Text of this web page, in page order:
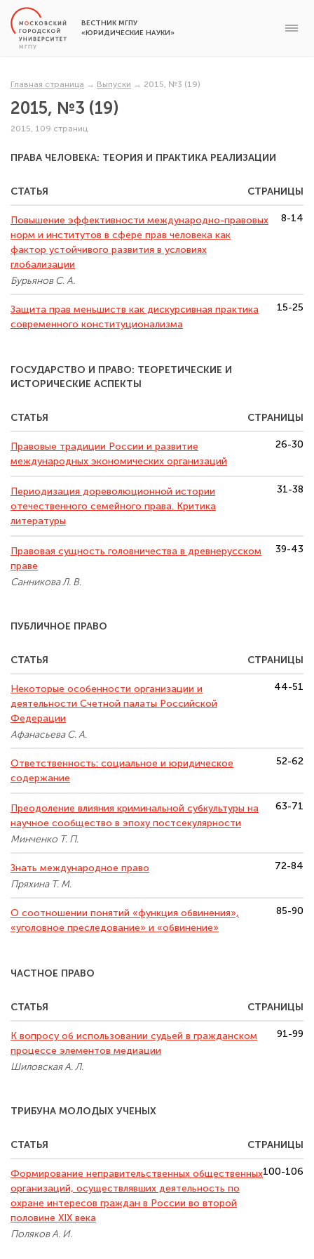
ВЕСТНИК МГПУ
«ЮРИДИЧЕСКИЕ НАУКИ»
Главная страница → Выпуски → 2015, №3 (19)
2015, №3 (19)
2015, 109 страниц
ПРАВА ЧЕЛОВЕКА: ТЕОРИЯ И ПРАКТИКА РЕАЛИЗАЦИИ
СТАТЬЯ СТРАНИЦЫ
Повышение эффективности международно-правовых
норм и институтов в сфере прав человека как
фактор устойчивого развития в условиях
глобализации
Бурьянов С. А.
8-14
Защита прав меньшиств как дискурсивная практика
современного конституционализма
15-25
ГОСУДАРСТВО И ПРАВО: ТЕОРЕТИЧЕСКИЕ И
ИСТОРИЧЕСКИЕ АСПЕКТЫ
СТАТЬЯ СТРАНИЦЫ
Правовые традиции России и развитие
международных экономических организаций
26-30
Периодизация дореволюционной истории
отечественного семейного права. Критика
литературы
31-38
Правовая сущность головничества в древнерусском
праве
Санникова Л. В.
39-43
ПУБЛИЧНОЕ ПРАВО
СТАТЬЯ СТРАНИЦЫ
Некоторые особенности организации и
деятельности Счетной палаты Российской
Федерации
Афанасьева С. А.
44-51
Ответственность: социальное и юридическое
содержание
52-62
Преодоление влияния криминальной субкультуры на
научное сообщество в эпоху постсекулярности
Минченко Т. П.
63-71
Знать международное право
Пряхина Т. М.
72-84
О соотношении понятий «функция обвинения»,
«уголовное преследование» и «обвинение»
85-90
ЧАСТНОЕ ПРАВО
СТАТЬЯ СТРАНИЦЫ
К вопросу об использовании судьей в гражданском
процессе элементов медиации
Шиловская А. Л.
91-99
ТРИБУНА МОЛОДЫХ УЧЕНЫХ
СТАТЬЯ СТРАНИЦЫ
Формирование неправительственных общественных
организаций, осуществлявших деятельность по
охране интересов граждан в России во второй
половине XIX века
Поляков А. И.
100-106